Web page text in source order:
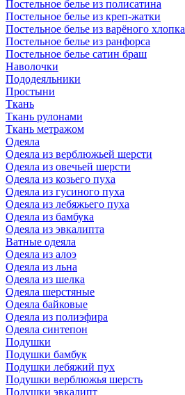
Постельное белье из полисатина
Постельное белье из креп-жатки
Постельное белье из варёного хлопка
Постельное белье из ранфорса
Постельное белье сатин браш
Наволочки
Пододеяльники
Простыни
Ткань
Ткань рулонами
Ткань метражом
Одеяла
Одеяла из верблюжьей шерсти
Одеяла из овечьей шерсти
Одеяла из козьего пуха
Одеяла из гусиного пуха
Одеяла из лебяжьего пуха
Одеяла из бамбука
Одеяла из эвкалипта
Ватные одеяла
Одеяла из алоэ
Одеяла из льна
Одеяла из шелка
Одеяла шерстяные
Одеяла байковые
Одеяла из полиэфира
Одеяла синтепон
Подушки
Подушки бамбук
Подушки лебяжий пух
Подушки верблюжья шерсть
Подушки эвкалипт